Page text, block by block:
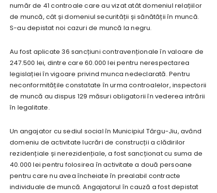
număr de 41 controale care au vizat atât domeniul relațiilor
de muncă, cât și domeniul securității și sănătății în muncă.
S-au depistat noi cazuri de muncă la negru.
Au fost aplicate 36 sancțiuni contravenționale în valoare de
247.500 lei, dintre care 60.000 lei pentru nerespectarea
legislației în vigoare privind munca nedeclarată. Pentru
neconformitățile constatate în urma controalelor, inspectorii
de muncă au dispus 129 măsuri obligatorii în vederea intrării
în legalitate.
Un angajator cu sediul social în Municipiul Târgu-Jiu, având
domeniu de activitate lucrări de construcții a clădirilor
rezidențiale și nerezidențiale, a fost sancționat cu suma de
40.000 lei pentru folosirea în activitate a două persoane
pentru care nu avea încheiate în prealabil contracte
individuale de muncă. Angajatorul în cauză a fost depistat